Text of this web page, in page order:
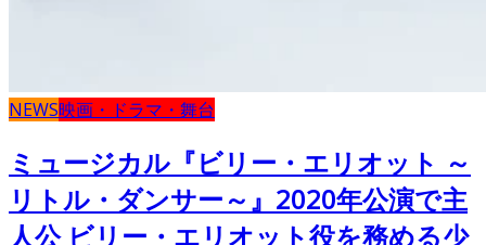
NEWS映画・ドラマ・舞台
ミュージカル『ビリー・エリオット ～
リトル・ダンサー～』2020年公演で主
人公 ビリー・エリオット役を務める少